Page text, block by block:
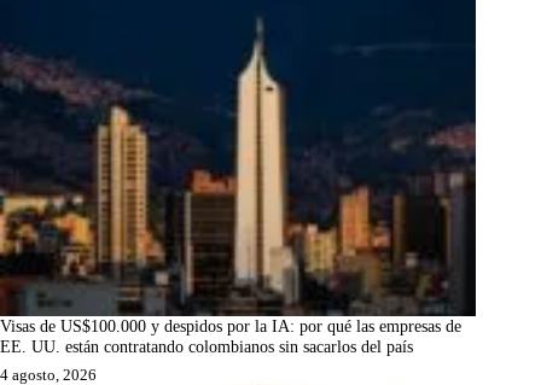
Visas de US$100.000 y despidos por la IA: por qué las empresas de
EE. UU. están contratando colombianos sin sacarlos del país
4 agosto, 2026